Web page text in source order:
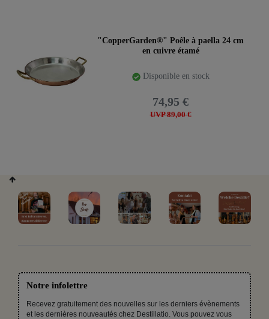
"CopperGarden®" Poêle à paella 24 cm
en cuivre étamé
Disponible en stock
UVP 89,00 €
74,95 €
Notre infolettre
Recevez gratuitement des nouvelles sur les derniers évènements
et les dernières nouveautés chez Destillatio. Vous pouvez vous